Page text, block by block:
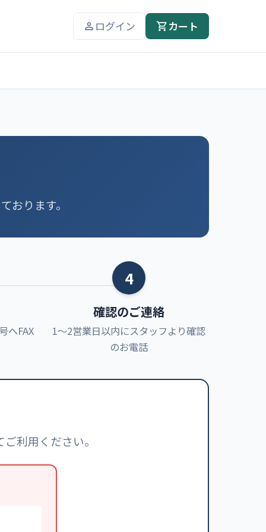
ログイン カート
おります。
へFAX
4
確認のご連絡
1〜2営業日以内にスタッフより確認
のお電話
利用ください。